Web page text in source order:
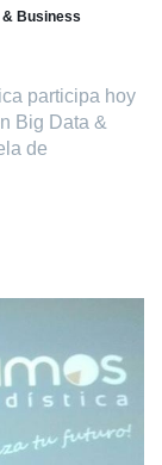
& Business
participa hoy
Big Data &
de